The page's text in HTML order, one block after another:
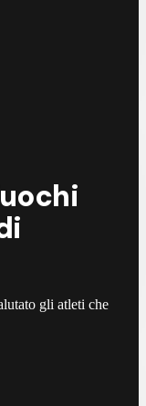
gli atleti che